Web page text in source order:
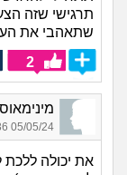
תרגישי שזה
שתאהבי את
2
מינימאוס, בת
05/05/24 19:36
את יכולה ללכת